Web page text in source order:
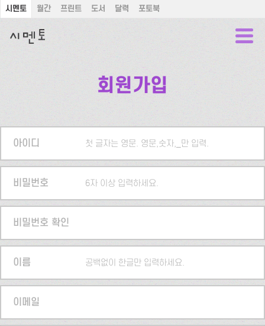
시멘토 월간 프린트 도서 달력 포토북
회원가입
아이디 첫 글자는 영문. 영문,숫자,_만 입력.
비밀번호 6자 이상 입력하세요.
비밀번호 확인
이름 공백없이 한글만 입력하세요.
이메일